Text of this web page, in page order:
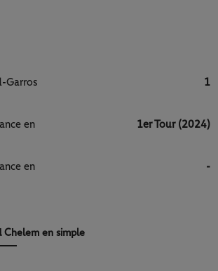
Garros
1
en
1er Tour (2024)
en
-
Chelem en simple